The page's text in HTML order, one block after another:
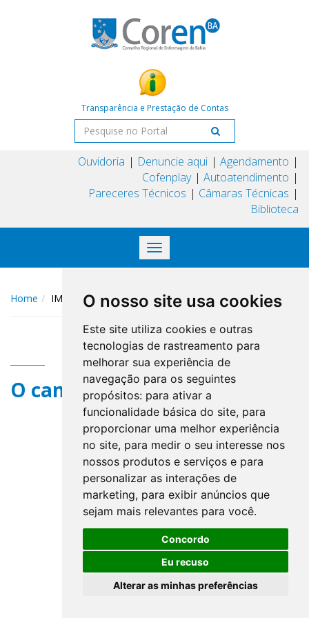
O nosso site usa cookies
Este site utiliza cookies e outras
tecnologias de rastreamento para
melhorar sua experiência de
navegação para os seguintes
propósitos: para ativar a
funcionalidade básica do site, para
proporcionar uma melhor experiência
no site, para medir o seu interesse nos
nossos produtos e serviços e para
personalizar as interações de
marketing, para exibir anúncios que
sejam mais relevantes para você.
Concordo
Eu recuso
Alterar as minhas preferências
Transparência e Prestação de Contas
Ouvidoria Denuncie aqui
Agendamento
Cofenplay
Autoatendimento
Pareceres Técnicos
Câmaras Técnicas
Biblioteca
Toggle
navigation
Home IMG_7758
O campo title não existe.